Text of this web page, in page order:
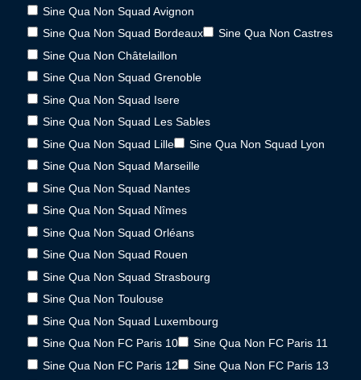
Sine Qua Non Squad Avignon
Sine Qua Non Squad Bordeaux
Sine Qua Non Castres
Sine Qua Non Châtelaillon
Sine Qua Non Squad Grenoble
Sine Qua Non Squad Isere
Sine Qua Non Squad Les Sables
Sine Qua Non Squad Lille
Sine Qua Non Squad Lyon
Sine Qua Non Squad Marseille
Sine Qua Non Squad Nantes
Sine Qua Non Squad Nîmes
Sine Qua Non Squad Orléans
Sine Qua Non Squad Rouen
Sine Qua Non Squad Strasbourg
Sine Qua Non Toulouse
Sine Qua Non Squad Luxembourg
Sine Qua Non FC Paris 10
Sine Qua Non FC Paris 11
Sine Qua Non FC Paris 12
Sine Qua Non FC Paris 13